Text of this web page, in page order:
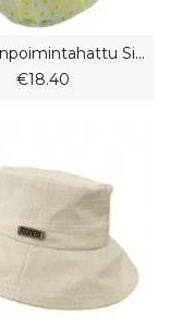
Uusi Teenpoimintahattu Sieni Pitsihattu Kasvojensuojaus Kaulasuojat Miehille Ja Naisille Pyöräilemässä
€18.40